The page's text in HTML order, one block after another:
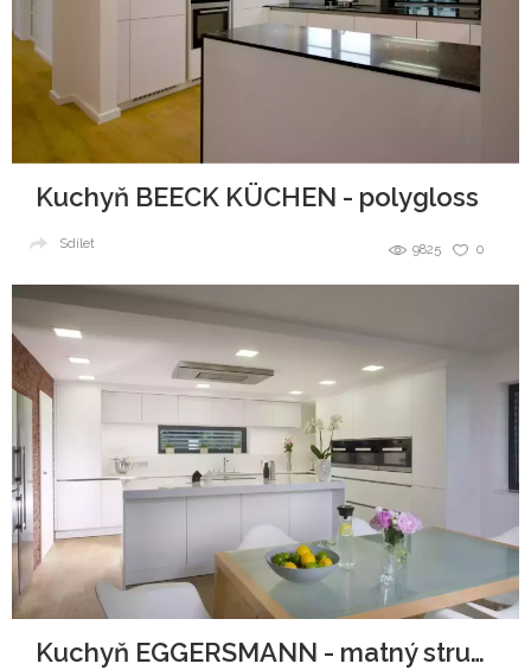
Kuchyň BEECK KÜCHEN - polygloss
0
9825
Sdílet
Kuchyň EGGERSMANN - matný strukturovaný lak